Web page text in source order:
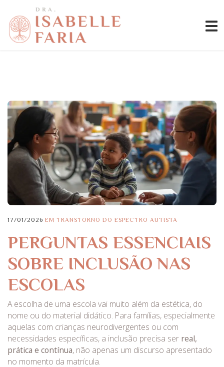
17/01/2026 EM TRANSTORNO DO ESPECTRO AUTISTA
PERGUNTAS ESSENCIAIS
SOBRE INCLUSÃO NAS
ESCOLAS
A escolha de uma escola vai muito além da estética, do
nome ou do material didático. Para famílias, especialmente
aquelas com crianças neurodivergentes ou com
necessidades específicas, a inclusão precisa ser real,
prática e contínua, não apenas um discurso apresentado
no momento da matrícula.